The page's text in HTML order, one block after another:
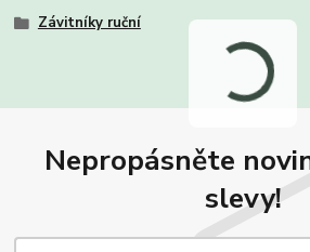
Závitníky ruční
Nepropásněte
slevy!